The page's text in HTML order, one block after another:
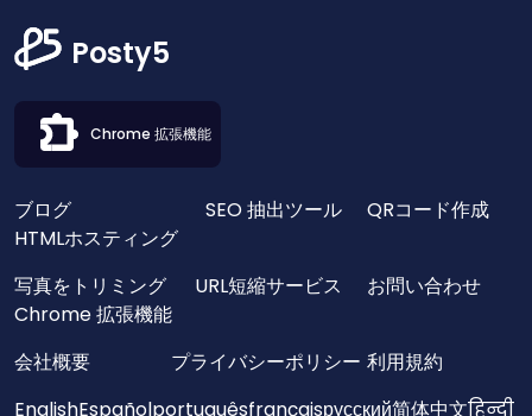
Posty5
Chrome 拡張機能
ブログ SEO 抽出ツール
QRコード作成
HTMLホスティング
写真をトリミング
URL短縮サービス
お問い合わせ
Chrome 拡張機能
会社概要
プライバシーポリシー 利用規約
EnglishEspañolportuguêsfrançaisрусский简体中文हिन्दी